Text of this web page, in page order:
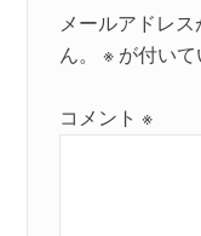
メールアドレ
ん。
※ が付い
コメント※